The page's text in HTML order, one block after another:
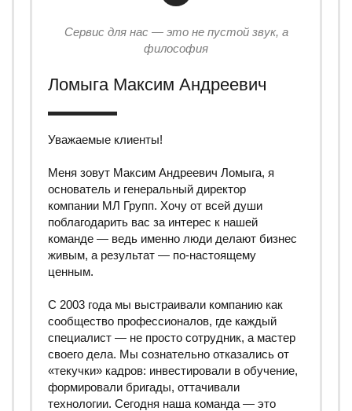
Ломыга Максим Андреевич
Уважаемые клиенты!
Меня зовут Максим Андреевич Ломыга, я
основатель и генеральный директор
компании МЛ Групп. Хочу от всей души
поблагодарить вас за интерес к нашей
команде — ведь именно люди делают бизнес
живым, а результат — по‑настоящему
ценным.
С 2003 года мы выстраивали компанию как
сообщество профессионалов, где каждый
специалист — не просто сотрудник, а мастер
своего дела. Мы сознательно отказались от
«текучки» кадров: инвестировали в обучение,
формировали бригады, оттачивали
технологии. Сегодня наша команда — это
Сервис для нас — это не пустой звук, а
философия